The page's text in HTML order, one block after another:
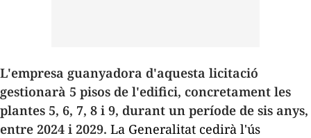
L'empresa guanyadora d'aquesta licitació
gestionarà 5 pisos de l'edifici, concretament les
plantes 5, 6, 7, 8 i 9, durant un període de sis anys,
entre 2024 i 2029. La Generalitat cedirà l'ús